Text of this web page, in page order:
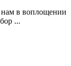
в воплощении
...